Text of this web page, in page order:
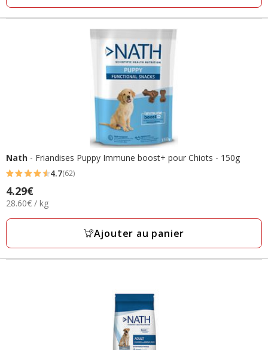
Nath - Friandises Puppy Immune boost+ pour Chiots - 150g
4.7
étoiles
avec
62
4.7(62)
Prix
4.29€
4.29€
28.60€
Kg
28.60€ / kg
Ajouter au panier